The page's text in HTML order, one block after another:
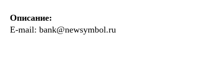
Описание:
E-mail: bank@newsymbol.ru